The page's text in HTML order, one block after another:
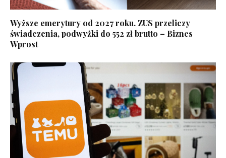
Wyższe emerytury od 2027 roku. ZUS przeliczy
świadczenia, podwyżki do 552 zł brutto – Biznes
Wprost